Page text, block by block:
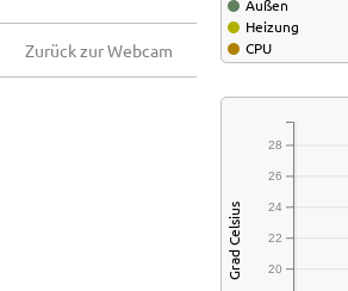
Zurück zur Webcam
Außen
Heizung
CPU
20
22
24
26
28
Grad Celsius